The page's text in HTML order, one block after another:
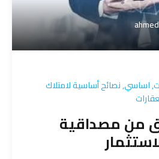
,اساسي,نصائح أساسية لامتلاك
من مصداقية